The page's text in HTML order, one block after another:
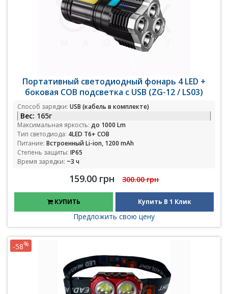
Портативный светодиодный фонарь 4 LED +
боковая COB подсветка с USB (ZG-12 / LS03)
Способ зарядки: USB (кабель в комплекте)
Вес: 165г
Максимальная яркость: до 1000 Lm
Тип светодиода: 4LED T6+ COB
Питание: Встроенный Li-ion, 1200 mAh
Степень защиты: IP65
Время зарядки: ~3 ч
159.00 грн 300.00 грн
КУПИТЬ Купить В 1 Клик
Предложить свою цену
-58%